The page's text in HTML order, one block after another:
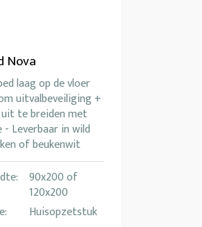
Nova
laag op de vloer
uitvalbeveiliging +
te breiden met
Leverbaar in wild
of beukenwit
90x200 of
120x200
Huisopzetstuk